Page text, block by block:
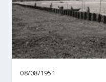
08/08/1951